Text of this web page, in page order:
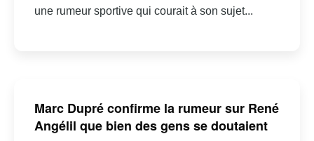
une rumeur sportive qui courait à son sujet...
Marc Dupré confirme la rumeur sur René
Angélil que bien des gens se doutaient